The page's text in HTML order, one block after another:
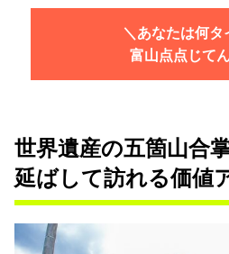
＼あなたは何タ
富山点点じて
世界遺産の五箇山合
延ばして訪れる価値